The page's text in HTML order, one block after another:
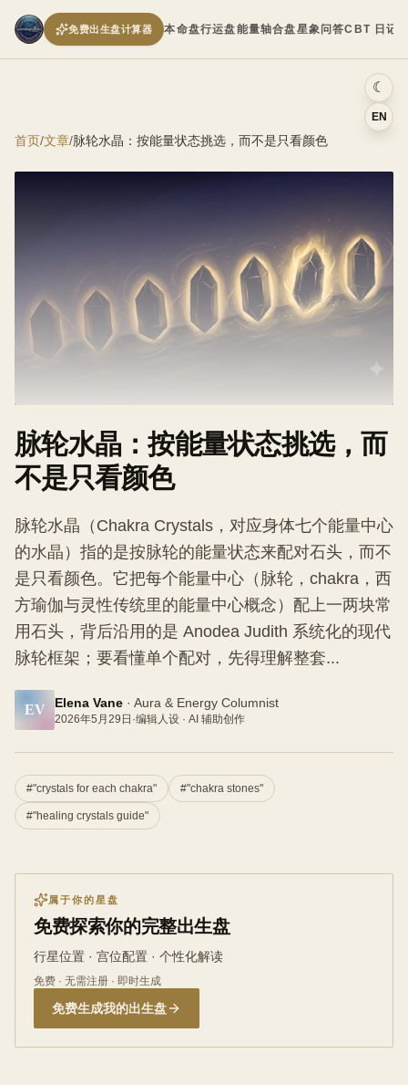
本命盘行运盘能量轴合盘星象问答CBT 日记
免费出生盘计算器
☾
EN
首页/文章/脉轮水晶：按能量状态挑选，而不是只看颜色
脉轮水晶：按能量状态挑选，而
不是只看颜色
脉轮水晶（Chakra Crystals，对应身体七个能量中心
的水晶）指的是按脉轮的能量状态来配对石头，而不
是只看颜色。它把每个能量中心（脉轮，chakra，西
方瑜伽与灵性传统里的能量中心概念）配上一两块常
用石头，背后沿用的是 Anodea Judith 系统化的现代
脉轮框架；要看懂单个配对，先得理解整套...
EV Elena Vane · Aura & Energy Columnist
2026年5月29日 ·编辑人设 · AI 辅助创作
#"crystals for each chakra" #"chakra stones"
#"healing crystals guide"
属于你的星盘
免费探索你的完整出生盘
行星位置 · 宫位配置 · 个性化解读
免费 · 无需注册 · 即时生成
免费生成我的出生盘